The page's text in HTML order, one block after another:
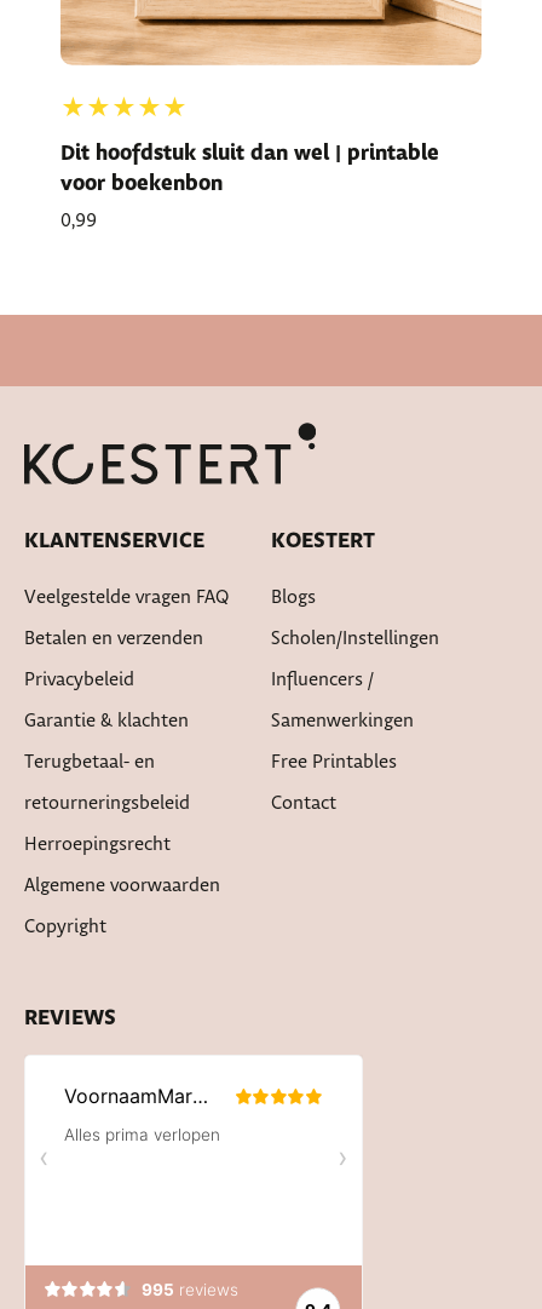
★★★★★
Dit hoofdstuk sluit dan wel | printable
voor boekenbon
0,99
KLANTENSERVICE
Veelgestelde vragen FAQ
Betalen en verzenden
Privacybeleid
Garantie & klachten
Terugbetaal- en
retourneringsbeleid
Herroepingsrecht
Algemene voorwaarden
Copyright
KOESTERT
Blogs
Scholen/instellingen
Influencers /
Samenwerkingen
Free Printables
Contact
REVIEWS